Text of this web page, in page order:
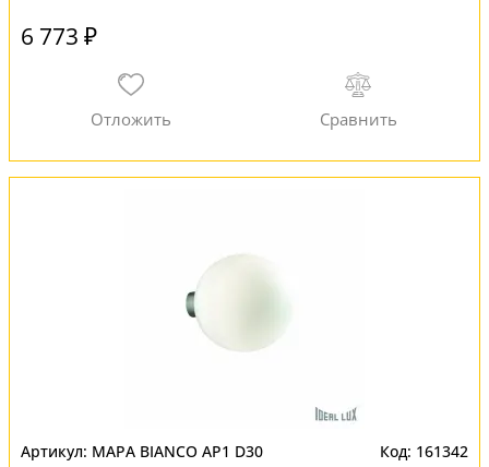
6 773 ₽
MAPA BIANCO AP1 D30 161342